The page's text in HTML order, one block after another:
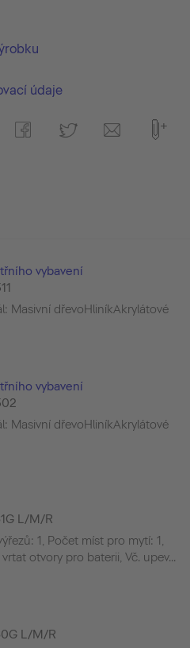
údaje
vybavení
Masivní dřevoHliníkAkrylátové
vybavení
Masivní dřevoHliníkAkrylátové
L/M/R
1, Počet míst pro mytí: 1,
otvory pro baterii, Vč. upev...
L/M/R